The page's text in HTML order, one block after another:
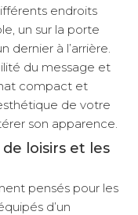
endroits
un sur la porte
dernier à l’arrière.
du message et
compact et
de votre
son apparence.
loisirs et les
pensés pour les
d’un